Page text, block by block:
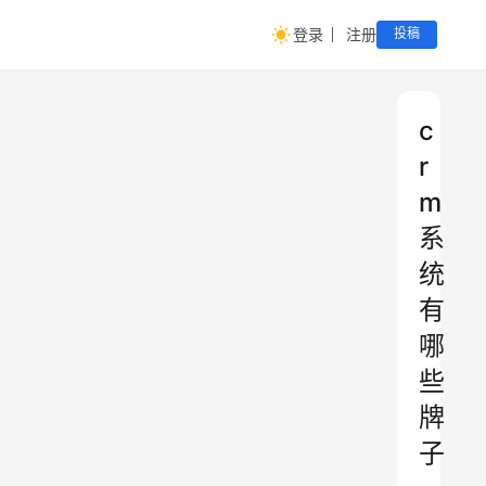
登录 注册 投稿
c
r
m
系
统
有
哪
些
牌
子